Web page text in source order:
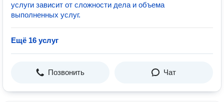
услуги зависит от сложности дела и объема
выполненных услуг.
Ещё 16 услуг
Позвонить Чат